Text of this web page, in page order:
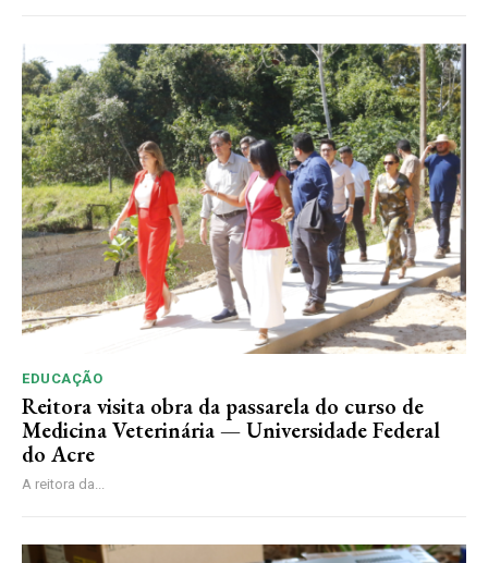
EDUCAÇÃO
Reitora visita obra da passarela do curso de
Medicina Veterinária — Universidade Federal
do Acre
A reitora da...